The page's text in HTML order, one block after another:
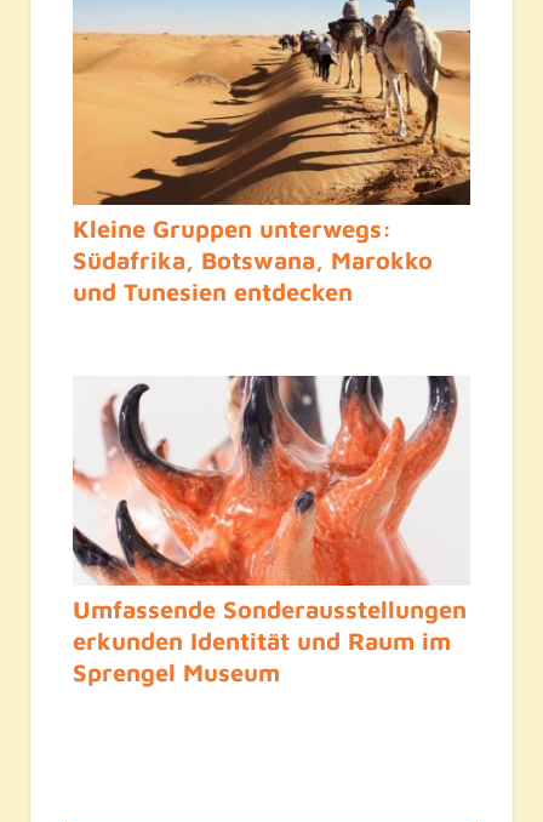
Kleine Gruppen unterwegs:
Südafrika, Botswana, Marokko
und Tunesien entdecken
Umfassende Sonderausstellungen
erkunden Identität und Raum im
Sprengel Museum